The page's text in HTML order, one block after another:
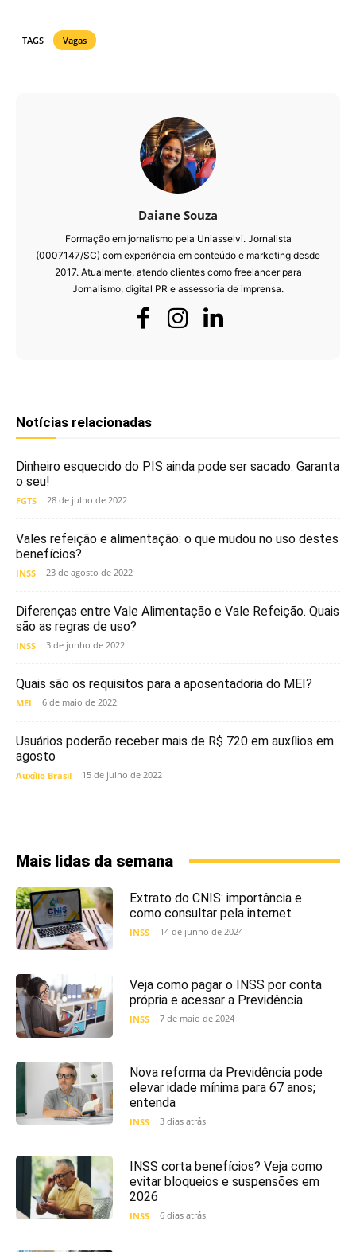
TAGS Vagas
Daiane Souza
Formação em jornalismo pela Uniasselvi. Jornalista
(0007147/SC) com experiência em conteúdo e marketing desde
2017. Atualmente, atendo clientes como freelancer para
Jornalismo, digital PR e assessoria de imprensa.
Notícias relacionadas
Dinheiro esquecido do PIS ainda pode ser sacado. Garanta
o seu!
FGTS 28 de julho de 2022
Vales refeição e alimentação: o que mudou no uso destes
benefícios?
INSS 23 de agosto de 2022
Diferenças entre Vale Alimentação e Vale Refeição. Quais
são as regras de uso?
INSS 3 de junho de 2022
Quais são os requisitos para a aposentadoria do MEI?
MEI 6 de maio de 2022
Usuários poderão receber mais de R$ 720 em auxílios em
agosto
Auxílio Brasil 15 de julho de 2022
Mais lidas da semana
Extrato do CNIS: importância e
como consultar pela internet
INSS 14 de junho de 2024
Veja como pagar o INSS por conta
própria e acessar a Previdência
INSS 7 de maio de 2024
Nova reforma da Previdência pode
elevar idade mínima para 67 anos;
entenda
INSS 3 dias atrás
INSS corta benefícios? Veja como
evitar bloqueios e suspensões em
2026
INSS 6 dias atrás